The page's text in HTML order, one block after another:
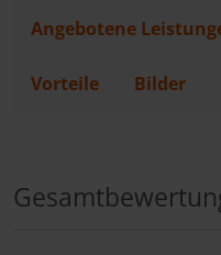
Angebotene
Vorteile Bilder